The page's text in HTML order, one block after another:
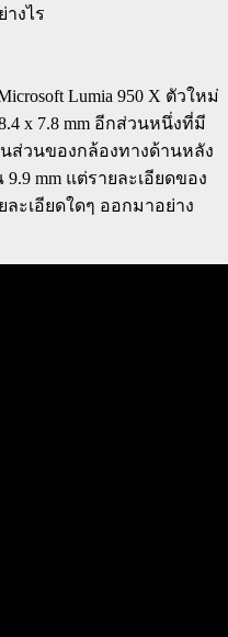
งไร
Lumia 950 X ตัวใหม่
x 7.8 mm อีกส่วนหนึ่งที่มี
ส่วนของกล้องทางด้านหลัง
mm แต่รายละเอียดของ
ะเอียดใดๆ ออกมาอย่าง